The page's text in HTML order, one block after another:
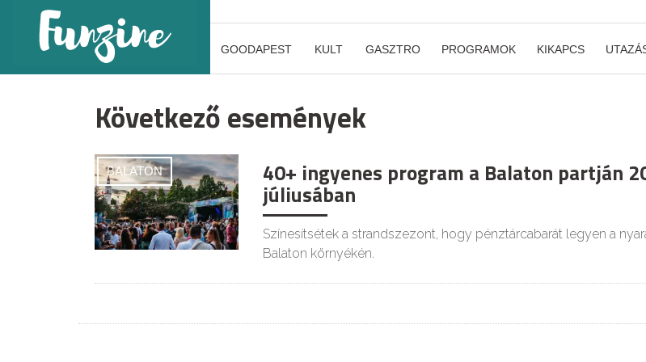
GOODAPEST KULT GASZTRO PROGRAMOK KIKAPCS
Következő események
BALATON 40+ ingyenes program a Balaton partján
júliusában
Színesítsétek a strandszezont, hogy pénztárcabarát legyen a
Balaton környékén.